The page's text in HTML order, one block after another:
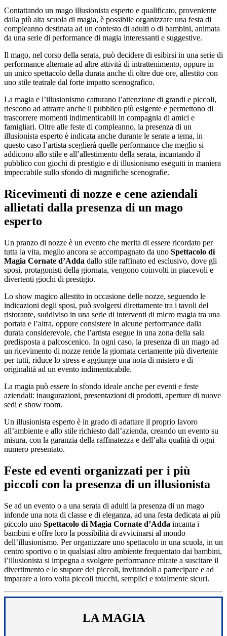
Contattando un mago illusionista esperto e qualificato, proveniente
dalla più alta scuola di magia, è possibile organizzare una festa di
compleanno destinata ad un contesto di adulti o di bambini, animata
da una serie di performance di magia interessanti e suggestive.
Il mago, nel corso della serata, può decidere di esibirsi in una serie di
performance alternate ad altre attività di intrattenimento, oppure in
un unico spettacolo della durata anche di oltre due ore, allestito con
uno stile teatrale dal forte impatto scenografico.
La magia e l’illusionismo catturano l’attenzione di grandi e piccoli,
riescono ad attrarre anche il pubblico più esigente e permettono di
trascorrere momenti indimenticabili in compagnia di amici e
famigliari. Oltre alle feste di compleanno, la presenza di un
illusionista esperto è indicata anche durante le serate a tema, in
questo caso l’artista sceglierà quelle performance che meglio si
addicono allo stile e all’allestimento della serata, incantando il
pubblico con giochi di prestigio e di illusionismo eseguiti in maniera
impeccabile sullo sfondo di magnifiche scenografie.
Ricevimenti di nozze e cene aziendali
allietati dalla presenza di un mago
esperto
Un pranzo di nozze è un evento che merita di essere ricordato per
tutta la vita, meglio ancora se accompagnato da uno Spettacolo di
Magia Cornate d’Adda dallo stile raffinato ed esclusivo, dove gli
sposi, protagonisti della giornata, vengono coinvolti in piacevoli e
divertenti giochi di prestigio.
Lo show magico allestito in occasione delle nozze, seguendo le
indicazioni degli sposi, può svolgersi direttamente tra i tavoli del
ristorante, suddiviso in una serie di interventi di micro magia tra una
portata e l’altra, oppure consistere in alcune performance dalla
durata considerevole, che l’artista esegue in una zona della sala
predisposta a palcoscenico. In ogni caso, la presenza di un mago ad
un ricevimento di nozze rende la giornata certamente più divertente
per tutti, riduce lo stress e aggiunge una nota di mistero e di
originalità ad un evento indimenticabile.
La magia può essere lo sfondo ideale anche per eventi e feste
aziendali: inaugurazioni, presentazioni di prodotti, aperture di nuove
sedi e show room.
Un illusionista esperto è in grado di adattare il proprio lavoro
all’ambiente e allo stile richiesto dall’azienda, creando un evento su
misura, con la garanzia della raffinatezza e dell’alta qualità di ogni
numero presentato.
Feste ed eventi organizzati per i più
piccoli con la presenza di un illusionista
Se ad un evento o a una serata di adulti la presenza di un mago
infonde una nota di classe e di eleganza, ad una festa dedicata ai più
piccolo uno Spettacolo di Magia Cornate d’Adda incanta i
bambini e offre loro la possibilità di avvicinarsi al mondo
dell’illusionismo. Per organizzare uno spettacolo in una scuola, in un
centro sportivo o in qualsiasi altro ambiente frequentato dai bambini,
l’illusionista si impegna a svolgere performance mirate a suscitare il
divertimento e lo stupore dei piccoli, invitandoli a partecipare e ad
imparare a loro volta piccoli trucchi, semplici e totalmente sicuri.
LA MAGIA